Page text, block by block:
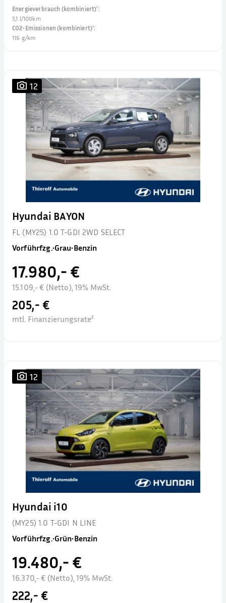
Energieverbrauch (kombiniert)¹:
5,1 l/100km
CO2-Emissionen (kombiniert)¹:
116 g/km
12
Hyundai BAYON
FL (MY25) 1.0 T-GDI 2WD SELECT
Vorführfzg.•Grau•Benzin
17.980,- €
15.109,- € (Netto), 19% MwSt.
205,- €
mtl. Finanzierungsrate²
12
Hyundai i10
(MY25) 1.0 T-GDI N LINE
Vorführfzg.•Grün•Benzin
19.480,- €
16.370,- € (Netto), 19% MwSt.
222,- €